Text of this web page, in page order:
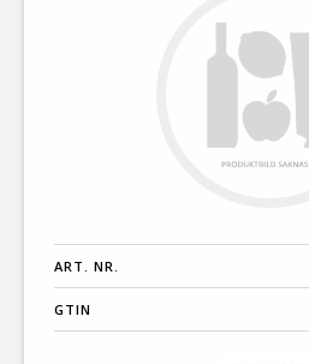
ART. NR.
GTIN